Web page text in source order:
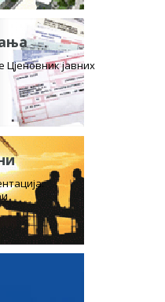
Цјеновник јавних